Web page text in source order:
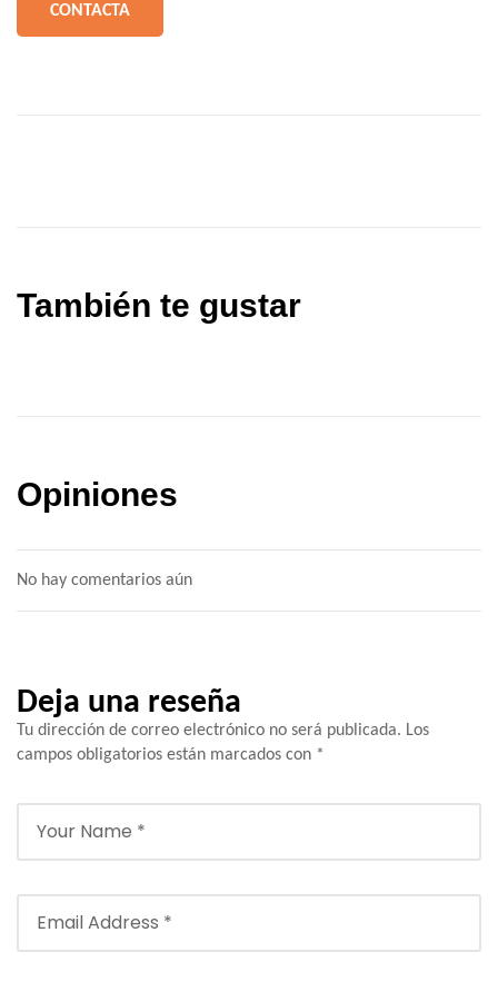
CONTACTA
También te gustar
Opiniones
No hay comentarios aún
Deja una reseña
Tu dirección de correo electrónico no será publicada. Los
campos obligatorios están marcados con *